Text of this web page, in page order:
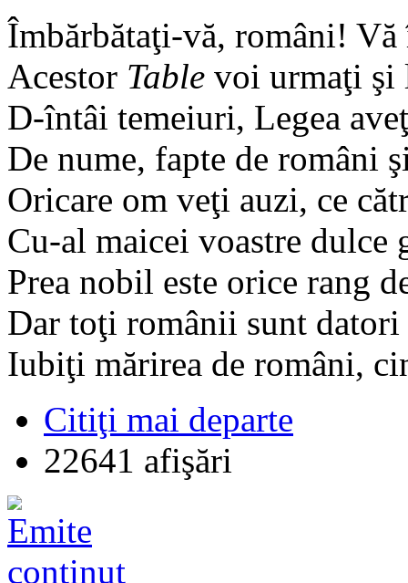
Îmbărbătaţi-vă, români! Vă
Acestor Table voi urmaţi şi
D-întâi temeiuri, Legea
De nume, fapte de români
Oricare om veţi auzi, ce
Cu-al maicei voastre dulce
Prea nobil este orice rang
Dar toţi românii sunt
Iubiţi mărirea de români,
Citiţi mai departe
22641 afişări